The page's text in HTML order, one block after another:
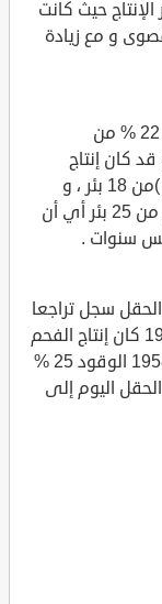
حيث كانت
و مع زيادة
وشكل إنتاج الحقل في عام إفتتاحه حوالي 22 % من
كان إنتاج
الحقل في عام إنتاجه 1957 (50000 برميل )من 18 بئر ، و
وصل في عام 1962 إلى( 350000 ) برميل من 25 بئر أي أن
سنوات .
سجل تراجعا
ملحوظا في إستخدام الفحم ففي عام 1948 كان إنتاج الفحم
80% و الوقود 10 % بينما وصل في عام 1958 الوقود 25 %
إنتاج الحقل اليوم إلى